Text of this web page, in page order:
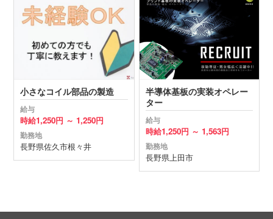
小さなコイル部品の製造
給与
時給1,250円 ～ 1,250円
勤務地
長野県佐久市根々井
半導体基板の実装オペレー
ター
給与
時給1,250円 ～ 1,563円
勤務地
長野県上田市